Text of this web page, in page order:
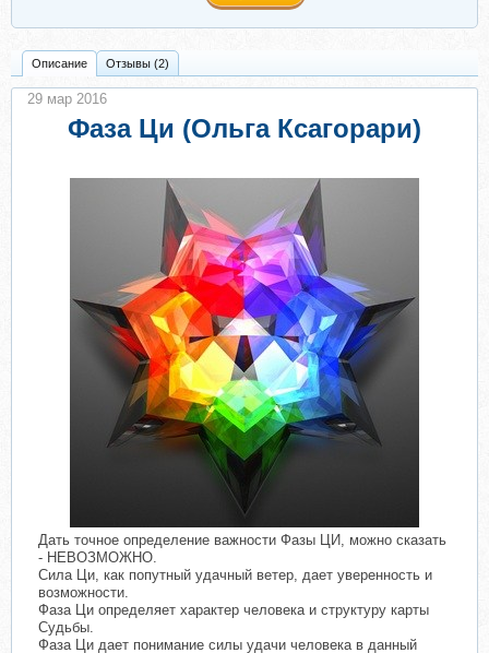
Описание Отзывы (2)
Фаза Ци (Ольга Ксагорари)
Дать точное определение важности Фазы ЦИ, можно сказать
- НЕВОЗМОЖНО.
Сила Ци, как попутный удачный ветер, дает уверенность и
возможности.
Фаза Ци определяет характер человека и структуру карты
Судьбы.
Фаза Ци дает понимание силы удачи человека в данный
29 мар 2016